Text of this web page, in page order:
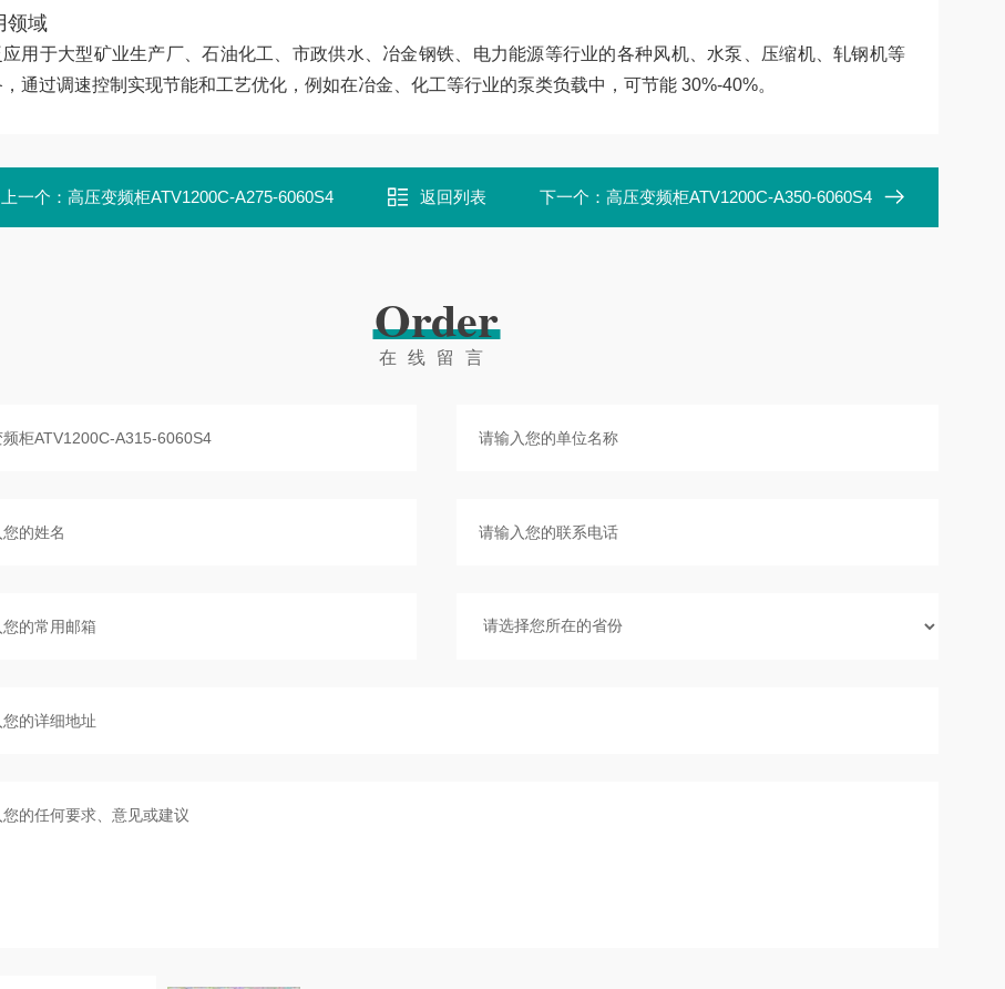
领域
应用于大型矿业生产厂、石油化工、市政供水、冶金钢铁、电力能源等行业的各种风机、水泵、压缩机、轧钢机等
通过调速控制实现节能和工艺优化，例如在冶金、化工等行业的泵类负载中，可节能 30%-40%。
上一个： 高压变频柜ATV1200C-A275-6060S4 返回列表 下一个： 高压变频柜ATV1200C-A350-6060S4
Order
在线留言